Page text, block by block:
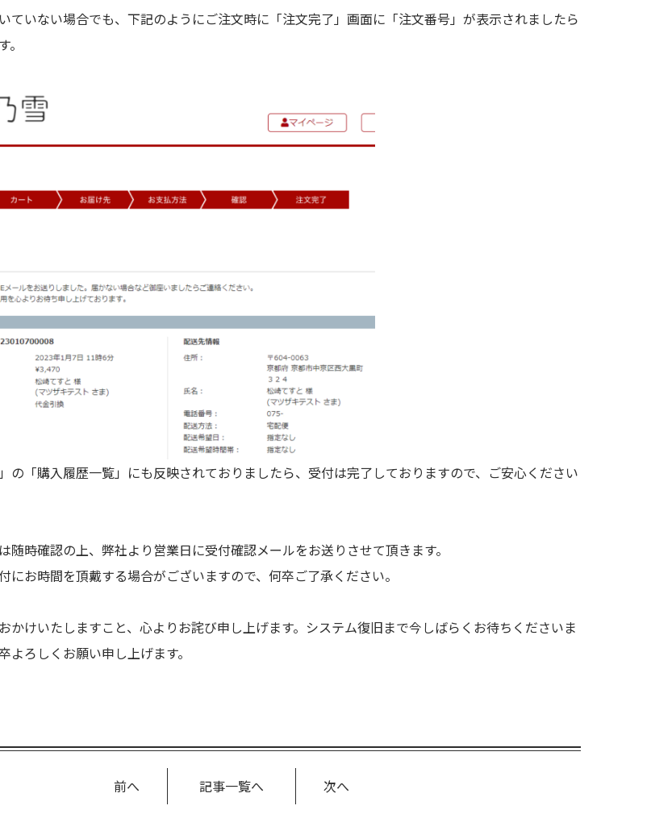
ていない場合でも、下記のようにご注文時に「注文完了」画面に「注文番号」が表示されましたら
の「購入履歴一覧」にも反映されておりましたら、受付は完了しておりますので、ご安心ください
随時確認の上、弊社より営業日に受付確認メールをお送りさせて頂きます。
にお時間を頂戴する場合がございますので、何卒ご了承ください。
かけいたしますこと、心よりお詫び申し上げます。システム復旧まで今しばらくお待ちくださいま
よろしくお願い申し上げます。
前へ 次へ
記事一覧へ